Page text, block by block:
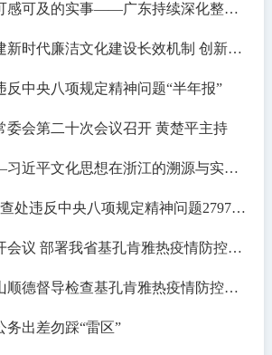
办成更多群众可感可及的实事——广东持续深化整治群众身边不正之风和腐败问题
深圳：积极构建新时代廉洁文化建设长效机制 创新表达方式 打造特色品牌
反中央八项规定精神问题“半年报”
委会第二十次会议召开 黄楚平主持
润物细无声——习近平文化思想在浙江的溯源与实践（下）
2025年6月全国查处违反中央八项规定精神问题27977起
省委常委会召开会议 部署我省基孔肯雅热疫情防控工作 研究进一步做好平安广东建设等事项
黄坤明前往佛山顺德督导检查基孔肯雅热疫情防控工作
务出差勿踩“雷区”